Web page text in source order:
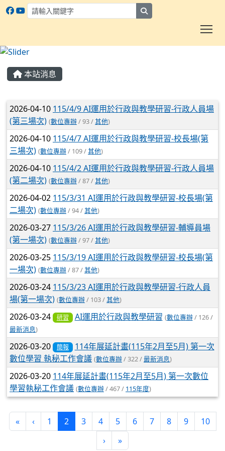
本站消息
文章列表
2026-04-10 115/4/9 AI運用於行政與教學研習-行政人員場
(第三場次) (數位專辦/ 93 /其他)
2026-04-10 115/4/7 AI運用於行政與教學研習-校長場(第
三場次) (數位專辦/ 109 /其他)
2026-04-10 115/4/2 AI運用於行政與教學研習-行政人員場
(第二場次) (數位專辦/ 87 /其他)
2026-04-02 115/3/31 AI運用於行政與教學研習-校長場(第
二場次) (數位專辦/ 94 /其他)
2026-03-27 115/3/26 AI運用於行政與教學研習-輔導員場
(第一場次) (數位專辦/ 97 /其他)
2026-03-25 115/3/19 AI運用於行政與教學研習-校長場(第
一場次) (數位專辦/ 87 /其他)
2026-03-24 115/3/23 AI運用於行政與教學研習-行政人員
場(第一場次) (數位專辦/ 103 /其他)
2026-03-24 研習 AI運用於行政與教學研習 (數位專辦/ 126 /
最新消息)
2026-03-20 簡報
114年展延計畫(115年2月至5月) 第一次
數位學習 執秘工作會議 (數位專辦/ 322 /最新消息)
2026-03-20 114年展延計畫(115年2月至5月) 第一次數位
學習執秘工作會議 (數位專辦/ 467 / 115年度)
« ‹ 1 2(current)
3 4 5 6 7 8 9
10
›
»